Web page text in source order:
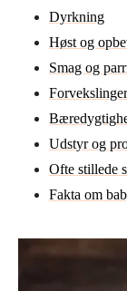
Dyrkning
Høst og
Smag og
Udstyr og
Ofte stillede
Fakta om